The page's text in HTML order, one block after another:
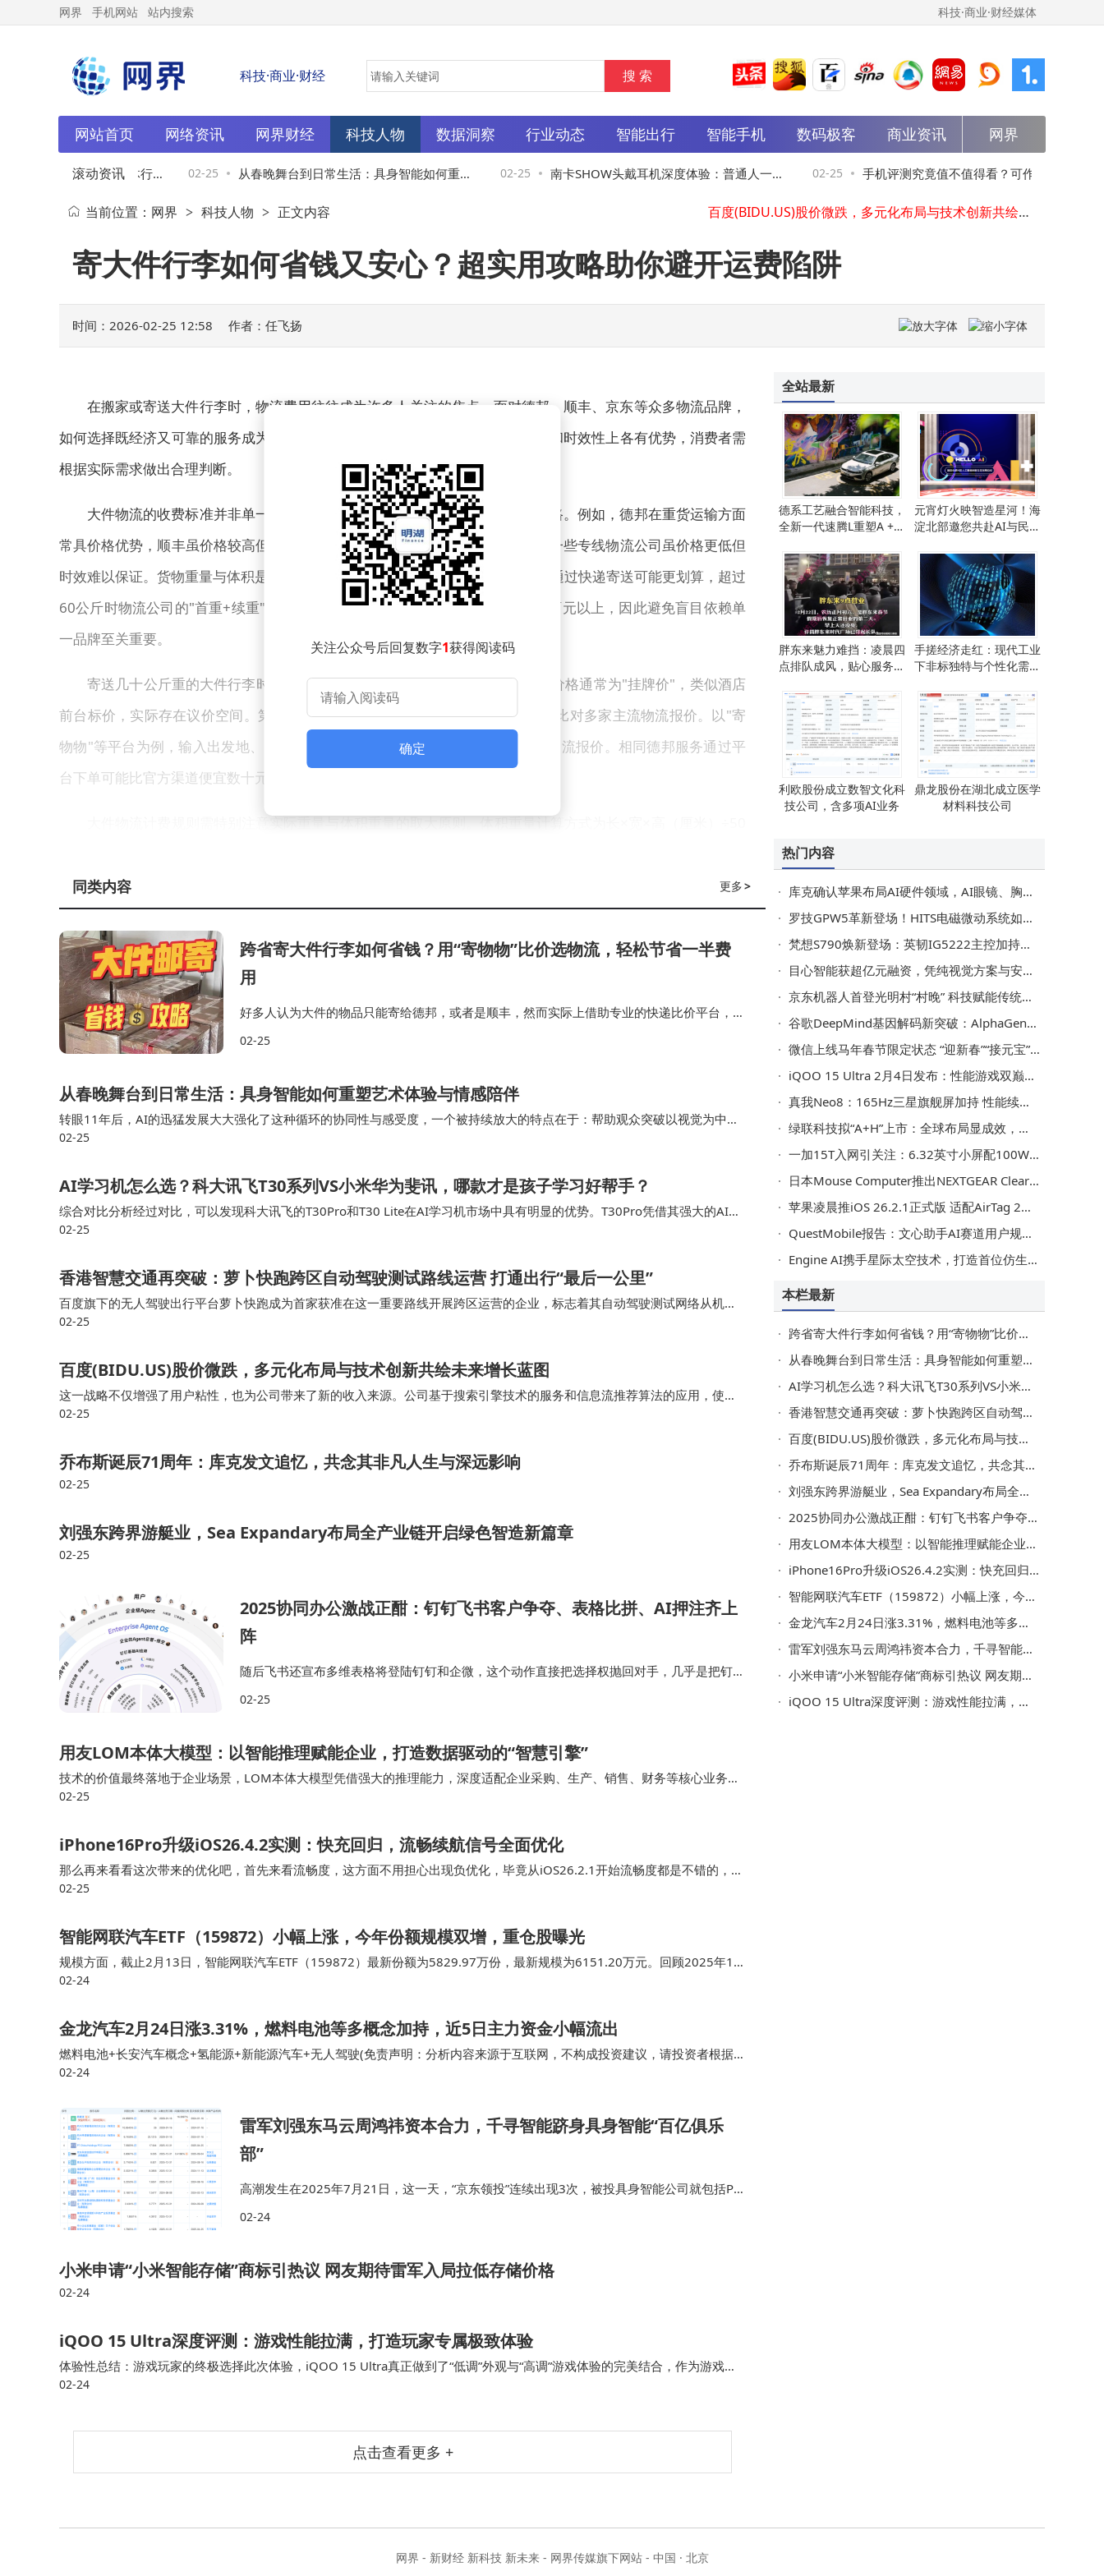
网界 手机网站 站内搜索 科技·商业·财经媒体
科技·商业·财经
网站首页 网络资讯 网界财经 科技人物 数据洞察 行业动态 智能出行 智能手机 数码极客 商业资讯 网界
滚动资讯
2026互联网与新媒体行业 02-25 从春晚舞台到日常生活：具身智能如何重塑
艺术体验与情感陪伴
02-25 南卡SHOW头戴耳机深度体验：普通人一周 02-25 手机评测究竟值不值得看？可作参考但别盲
目依赖，选机需多维度考量
香港智慧交通再突破：萝卜快跑跨区自动驾驶测试路线运营 打通出行“最后一公里”
乔布斯诞辰71周年：库克发文追忆，共念其非凡人生与深远影响
iPhone16Pro升级iOS26.4.2实测：快充回归，流畅续航信号全面优化
智能网联汽车ETF（159872）小幅上涨，今年份额规模双增，重仓股曝光
当前位置： 网界 > 科技人物 > 正文内容
寄大件行李如何省钱又安心？超实用攻略助你避开运费陷阱
时间：2026-02-25 12:58 作者：任飞扬
在搬家或寄送大件行李时，物流费用往往成为许多人关注的焦点。面对德邦、顺丰、京东等众多物流品牌，
如何选择既经济又可靠的服务成为一门学问。不同物流公司在价格、服务稳定性和时效性上各有优势，消费者需
根据实际需求做出合理判断。
大件物流的收费标准并非单一品牌绝对最优，而是取决于货物特性与运输线路。例如，德邦在重货运输方面
常具价格优势，顺丰虽价格较高但服务稳定性强，京东在部分线路提供补贴，而一些专线物流公司虽价格更低但
时效难以保证。货物重量与体积是影响费用的核心因素：30公斤以内的衣物被褥通过快递寄送可能更划算，超过
60公斤时物流公司的"首重+续重"模式则更具性价比。不同线路间报价差异可达百元以上，因此避免盲目依赖单
一品牌至关重要。
寄送几十公斤重的大件行李时，直接通过官网下单可能并非最优选择。官网价格通常为"挂牌价"，类似酒店
前台标价，实际存在议价空间。第三方平台通过集中采购获得更低价格，可自动比对多家主流物流报价。以"寄
物物"等平台为例，输入出发地、目的地、重量和体积后，系统会瞬间生成多家物流报价。相同德邦服务通过平
台下单可能比官方渠道便宜数十元，部分线路甚至可享五折起优惠。
大件物流计费规则需特别注意实际重量与体积重量的取大原则。体积重量计算方式为长×宽×高（厘米）÷50
衣物体积，或提前测量货物尺寸，可能使运费直接打八折。某消费者曾因未压缩棉被体积，多支付40%运费，压
包装质量直接影响货物安全。家电需使用原厂泡沫包装，书籍应选择小箱子避免过重或过轻导致破损。胶带
打包需采用"工"字或"H"形密封，而非仅封中间缝隙。易碎品必须打木架，虽增加几十元成本，但比货物损坏后
难以索赔更划算。某消费者寄送玻璃制品时未打木架，运输中破损后因包装不当被拒赔，最终损失远超木架费
用。
消费者在选择物流服务时，需在价格与服务之间取得平衡。有人更看重低价，有人则优先选择服务稳定性。
您是否有过寄送大件的经历？更关注价格还是服务？欢迎在评论区分享您的经验，若觉得本文有用请点赞转发，
关注公众号后回复数字1获得阅读码
确定
更多>
同类内容
跨省寄大件行李如何省钱？用“寄物物”比价选物流，轻松节省一半费
用
好多人认为大件的物品只能寄给德邦，或者是顺丰，然而实际上借助专业的快递比价平台，就
像“寄物物”这样的，输入物品的重量，还有体积，系统就会自动帮你在全网筛选出价格最便宜
02-25
从春晚舞台到日常生活：具身智能如何重塑艺术体验与情感陪伴
转眼11年后，AI的迅猛发展大大强化了这种循环的协同性与感受度，一个被持续放大的特点在于：帮助观众突破以视觉为中
心、只能由外面观看作品的传统路径，向听觉、触觉、行为、节奏等多模态交互发展，AI艺术的媒介与手…
02-25
AI学习机怎么选？科大讯飞T30系列VS小米华为斐讯，哪款才是孩子学习好帮手？
综合对比分析经过对比，可以发现科大讯飞的T30Pro和T30 Lite在AI学习机市场中具有明显的优势。T30Pro凭借其强大的AI答
疑功能和大屏护眼设计，适合希望深入学习的学生。相较之下，小米米家学习平板和…
02-25
香港智慧交通再突破：萝卜快跑跨区自动驾驶测试路线运营 打通出行“最后一公里”
百度旗下的无人驾驶出行平台萝卜快跑成为首家获准在这一重要路线开展跨区运营的企业，标志着其自动驾驶测试网络从机场
枢纽向城市核心区域的延伸。 运输署表示，自北大屿山测试项目启动以来，已在多车协同运行、载客服务测试…
02-25
百度(BIDU.US)股价微跌，多元化布局与技术创新共绘未来增长蓝图
这一战略不仅增强了用户粘性，也为公司带来了新的收入来源。公司基于搜索引擎技术的服务和信息流推荐算法的应用，使其
在数字广告领域占据了一席之地。 总体来看，百度在互联网行业的竞争力仍然强劲，尽管当前股价有所波动，…
02-25
乔布斯诞辰71周年：库克发文追忆，共念其非凡人生与深远影响
02-25
刘强东跨界游艇业，Sea Expandary布局全产业链开启绿色智造新篇章
02-25
2025协同办公激战正酣：钉钉飞书客户争夺、表格比拼、AI押注齐上
阵
随后飞书还宣布多维表格将登陆钉钉和企微，这个动作直接把选择权抛回对手，几乎是把钉钉
架了起来：接入，意味着让竞争产品进入自身体系；不接入，违背了开放生态的规则，显得小
02-25
用友LOM本体大模型：以智能推理赋能企业，打造数据驱动的“智慧引擎”
技术的价值最终落地于企业场景，LOM本体大模型凭借强大的推理能力，深度适配企业采购、生产、销售、财务等核心业务场
景，将强大的推理能力转化为实际业务效能，实现从智能决策到复杂系统分析的全场景赋能。 以下从采购…
02-25
iPhone16Pro升级iOS26.4.2实测：快充回归，流畅续航信号全面优化
那么再来看看这次带来的优化吧，首先来看流畅度，这方面不用担心出现负优化，毕竟从iOS26.2.1开始流畅度都是不错的，实
测了微博，网易云音乐，王者荣耀，和平精英等主流社交APP和游戏都是极为丝滑的，几乎没遇…
02-25
智能网联汽车ETF（159872）小幅上涨，今年份额规模双增，重仓股曝光
规模方面，截止2月13日，智能网联汽车ETF（159872）最新份额为5829.97万份，最新规模为6151.20万元。回顾2025年12
月31日，智能网联汽车ETF（159872）份额为5529.97万份，…
02-24
金龙汽车2月24日涨3.31%，燃料电池等多概念加持，近5日主力资金小幅流出
燃料电池+长安汽车概念+氢能源+新能源汽车+无人驾驶(免责声明：分析内容来源于互联网，不构成投资建议，请投资者根据不
同行情独立判断) 区间今日近3日近5日近10日近20日主力净流入1926.11万1259.5…
02-24
雷军刘强东马云周鸿祎资本合力，千寻智能跻身具身智能“百亿俱乐
部”
高潮发生在2025年7月21日，这一天，“京东领投”连续出现3次，被投具身智能公司就包括Pre
-A+轮融资近6亿元的千寻智能，另外两家则是逐际动力和众擎机器人。墨子机器人在京东零
02-24
小米申请“小米智能存储”商标引热议 网友期待雷军入局拉低存储价格
02-24
iQOO 15 Ultra深度评测：游戏性能拉满，打造玩家专属极致体验
体验性总结：游戏玩家的终极选择此次体验，iQOO 15 Ultra真正做到了“低调”外观与“高调”游戏体验的完美结合，作为游戏小
怪兽，从骁龙8 至尊版硬核性能，到8000mm²的超导散热，再到144Hz的…
02-24
点击查看更多 +
全站最新
德系工艺融合智能科技，
全新一代速腾L重塑A +级
元宵灯火映智造星河！海
淀北部邀您共赴AI与民俗
胖东来魅力难挡：凌晨四
点排队成风，贴心服务暖
手搓经济走红：现代工业
下非标独特与个性化需求
利欧股份成立数智文化科
技公司，含多项AI业务
鼎龙股份在湖北成立医学
材料科技公司
热门内容
库克确认苹果布局AI硬件领域，AI眼镜、胸针等多款新品将至
罗技GPW5革新登场！HITS电磁微动系统如何重塑游戏鼠标体验？
梵想S790焕新登场：英韧IG5222主控加持，性能功耗双优表现亮眼
目心智能获超亿元融资，凭纯视觉方案与安克合作加速自有品牌突围
京东机器人首登光明村“村晚” 科技赋能传统年俗焕发新活力
谷歌DeepMind基因解码新突破：AlphaGenome准确率90%，AI助力药物研发提速
微信上线马年春节限定状态 “迎新春”“接元宝”喜庆氛围拉满
iQOO 15 Ultra 2月4日发布：性能游戏双巅峰，跑分破纪录成行业新标杆
真我Neo8：165Hz三星旗舰屏加持 性能续航双满格的电竞利器
绿联科技拟“A+H”上市：全球布局显成效，营收净利双增长超3亿用户加持
一加15T入网引关注：6.32英寸小屏配100W快充，春节后发布或成换机新选择
日本Mouse Computer推出NEXTGEAR Clear Shift机箱 可一键切换玻璃面板透明度
苹果凌晨推iOS 26.2.1正式版 适配AirTag 2并优化定位功能
QuestMobile报告：文心助手AI赛道用户规模夺冠 企业升级成效亦居前
Engine AI携手星际太空技术，打造首位仿生机器人航天员探索宇宙新篇
本栏最新
跨省寄大件行李如何省钱？用“寄物物”比价选物流，轻松节省一半费用
从春晚舞台到日常生活：具身智能如何重塑艺术体验与情感陪伴
AI学习机怎么选？科大讯飞T30系列VS小米华为斐讯，哪款才是孩子学习好帮手？
香港智慧交通再突破：萝卜快跑跨区自动驾驶测试路线运营 打通出行“最后一公里”
百度(BIDU.US)股价微跌，多元化布局与技术创新共绘未来增长蓝图
乔布斯诞辰71周年：库克发文追忆，共念其非凡人生与深远影响
刘强东跨界游艇业，Sea Expandary布局全产业链开启绿色智造新篇章
2025协同办公激战正酣：钉钉飞书客户争夺、表格比拼、AI押注齐上阵
用友LOM本体大模型：以智能推理赋能企业，打造数据驱动的“智慧引擎”
iPhone16Pro升级iOS26.4.2实测：快充回归，流畅续航信号全面优化
智能网联汽车ETF（159872）小幅上涨，今年份额规模双增，重仓股曝光
金龙汽车2月24日涨3.31%，燃料电池等多概念加持，近5日主力资金小幅流出
雷军刘强东马云周鸿祎资本合力，千寻智能跻身具身智能“百亿俱乐部”
小米申请“小米智能存储”商标引热议 网友期待雷军入局拉低存储价格
iQOO 15 Ultra深度评测：游戏性能拉满，打造玩家专属极致体验
网界 - 新财经 新科技 新未来 - 网界传媒旗下网站 - 中国 · 北京